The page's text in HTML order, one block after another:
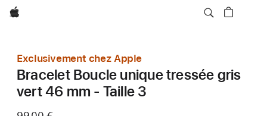
Apple
Exclusivement chez Apple
Bracelet Boucle unique tressée gris
vert 46 mm - Taille 3